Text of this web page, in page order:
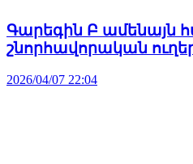
Գարեգին Բ ամենայն
շնորհավորական
2026/04/07 22:04